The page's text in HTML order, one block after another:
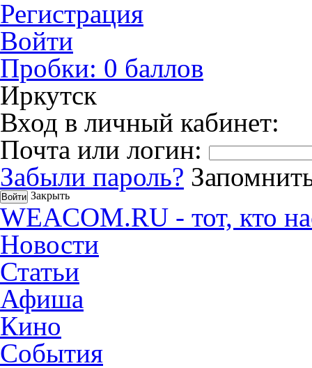
Регистрация
Войти
Пробки: 0 баллов
Иркутск
Вход в личный кабинет:
Почта или логин:
Забыли пароль?
Закрыть
WEACOM.RU - тот, кто
Новости
Статьи
Афиша
Кино
События